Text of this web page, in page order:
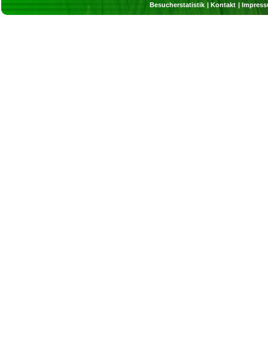
Besucherstatistik Kontakt